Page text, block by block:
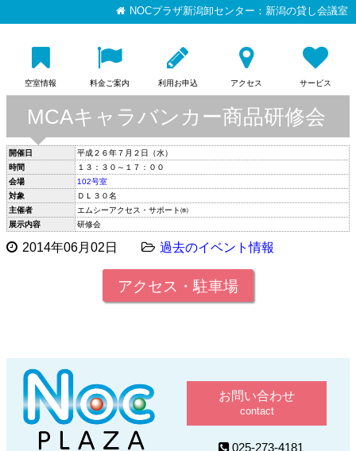
NOCプラザ新潟卸センター：新潟の貸し会議室
空室情報 料金ご案内 利用お申込 アクセス サービス
MCAキャラバンカー商品研修会
開催日
平成２６年７月２日（水）
時間
１３：３０～１７：００
会場
102号室
対象
ＤＬ３０名
主催者
エムシーアクセス・サポート㈱
展示内容
研修会
2014年06月02日 過去のイベント情報
アクセス・駐車場
お問い合わせ
contact
025-273-4181